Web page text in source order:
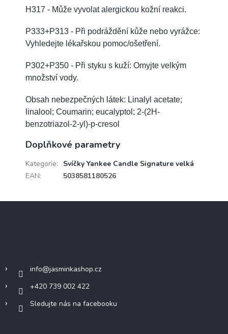
H317 - Může vyvolat alergickou kožní reakci.
P333+P313 - Při podráždění kůže nebo vyrážce:
Vyhledejte lékařskou pomoc/ošetření.
P302+P350 - Při styku s kuží: Omyjte velkým
množství vody.
Obsah nebezpečných látek: Linalyl acetate;
linalool; Coumarin; eucalyptol; 2-(2H-
benzotriazol-2-yl)-p-cresol
Doplňkové parametry
Kategorie:
Svíčky Yankee Candle Signature velká
EAN: 5038581180526
info@jasminkashop.cz
+420 739 002 422
Sledujte nás na facebooku